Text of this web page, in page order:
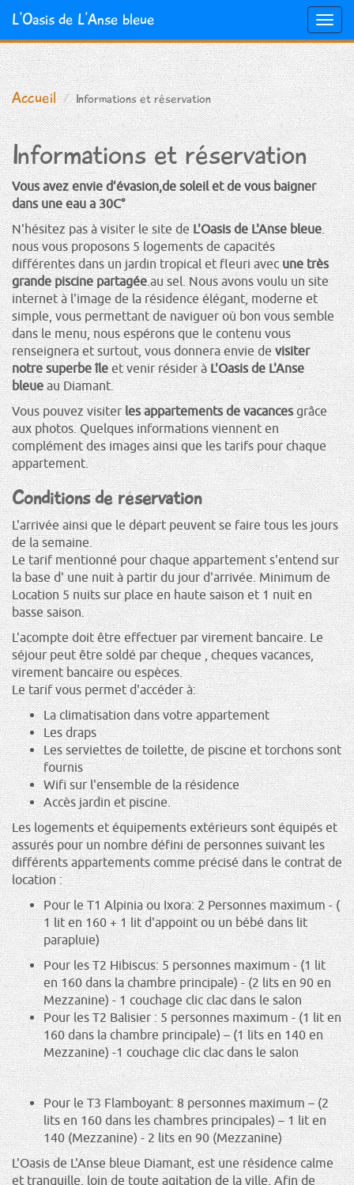
Aller
au
contenu
principal
L'Oasis de L'Anse bleue
Accueil Informations et réservation
Informations et réservation
Vous avez envie d’évasion,de soleil et de vous baigner
dans une eau a 30C°
N'hésitez pas à visiter le site deL'Oasis de L'Anse bleue.
nous vous proposons 5 logements de capacités
différentes dans un jardin tropical et fleuri avecune très
grande piscine partagée.au sel. Nous avons voulu un site
internet à l'image de la résidence élégant, moderne et
simple, vous permettant de naviguer où bon vous semble
dans le menu, nous espérons que le contenu vous
renseignera et surtout, vous donnera envie devisiter
notre superbe îleet venir résider àL'Oasis de L'Anse
bleueau Diamant.
Vous pouvez visiterles appartements de vacancesgrâce
aux photos. Quelques informations viennent en
complément des images ainsi que les tarifs pour chaque
appartement.
Conditions de réservation
L'arrivée ainsi que le départ peuvent se faire tous les jours
de la semaine.
Le tarif mentionné pour chaque appartement s'entend sur
la base d' une nuit à partir du jour d'arrivée. Minimum de
Location 5 nuits sur place en haute saison et 1 nuit en
basse saison.
L'acompte doit être effectuer par virement bancaire. Le
séjour peut être soldé par cheque , cheques vacances,
virement bancaire ou espèces.
Le tarif vous permet d'accéder à:
La climatisation dans votre appartement
Les draps
Les serviettes de toilette, de piscine et torchons sont
fournis
Wifi sur l'ensemble de la résidence
Accès jardin et piscine.
Les logements et équipements extérieurs sont équipés et
assurés pour un nombre défini de personnes suivant les
différents appartements comme précisé dans le contrat de
location :
Pour le T1 Alpinia ou Ixora: 2 Personnes maximum - (
1 lit en 160 + 1 lit d'appoint ou un bébé dans lit
parapluie)
Pour les T2 Hibiscus: 5 personnes maximum - (1 lit
en 160 dans la chambre principale) - (2 lits en 90 en
Mezzanine) - 1 couchage clic clac dans le salon
Pour les T2 Balisier : 5 personnes maximum - (1 lit en
160 dans la chambre principale) – (1 lits en 140 en
Mezzanine) -1 couchage clic clac dans le salon
Pour le T3 Flamboyant: 8 personnes maximum – (2
lits en 160 dans les chambres principales) – 1 lit en
140 (Mezzanine) - 2 lits en 90 (Mezzanine)
L'Oasis de L'Anse bleue Diamant, est une résidence calme
et tranquille, loin de toute agitation de la ville. Afin de